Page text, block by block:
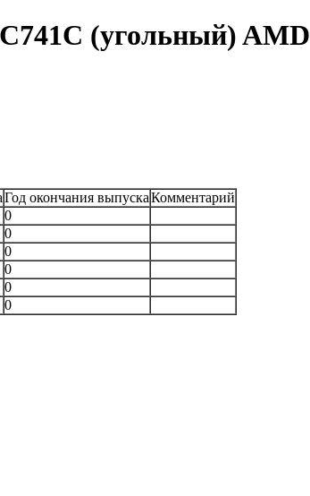
(угольный) AMD
Год окончания выпускаКомментарий
0
0
0
0
0
0